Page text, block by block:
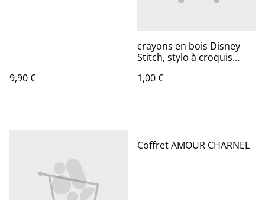
9,90 €
crayons en bois Disney
Stitch, stylo à croquis
1,00 €
Coffret AMOUR CHARNEL